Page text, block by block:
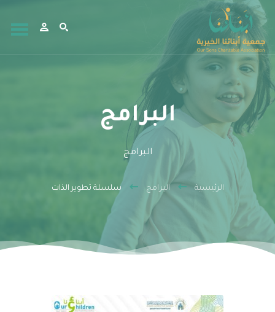
البرامج
البرامج
الرئيسية البرامج سلسلة تطوير الذات